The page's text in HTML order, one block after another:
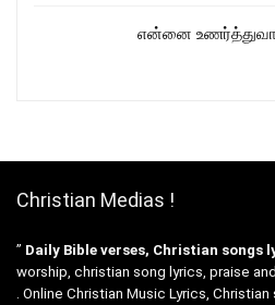
என்னை உணர்த்துவார்
Christian Medias !
” Daily Bible verses, Christian songs
worship, christian song lyrics, praise
. Online Christian Music Lyrics,